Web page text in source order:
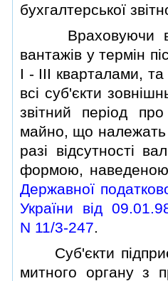
бухгалтерської
Враховуючи
вантажiв у термiн
I - III кварталами,
всi суб'єкти
звiтний перiод
майно, що належать
разi вiдсутностi
формою,
Державної
України вiд
N 11/3-247.
Суб'єкти
митного органу з